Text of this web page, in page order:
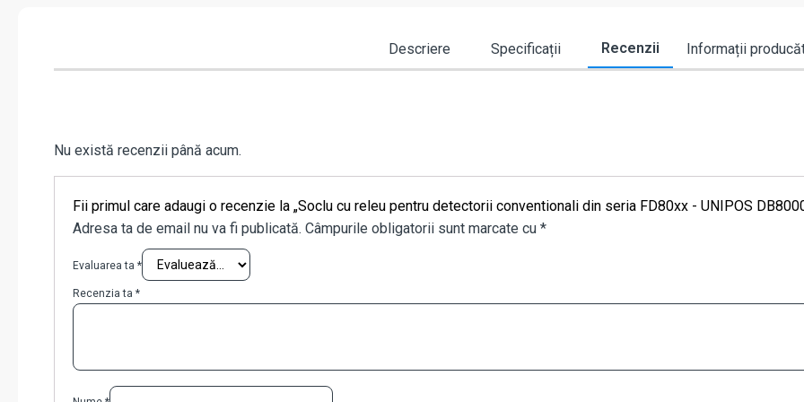
Descriere Specificații Recenzii Informații
Nu există recenzii până acum.
Fii primul care adaugi o recenzie la „Soclu cu releu pentru detectorii conventionali din seria FD80xx - UNIPOS
Adresa ta de email nu va fi publicată. Câmpurile obligatorii sunt marcate cu *
Evaluarea ta *
Recenzia ta *